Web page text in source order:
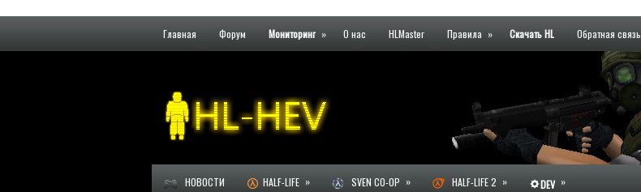
Главная Форум Мониторинг » О нас HLMaster Правила » Скачать HL Обратная связь
НОВОСТИ HALF-LIFE » SVEN CO-OP » HALF-LIFE 2 » DEV »